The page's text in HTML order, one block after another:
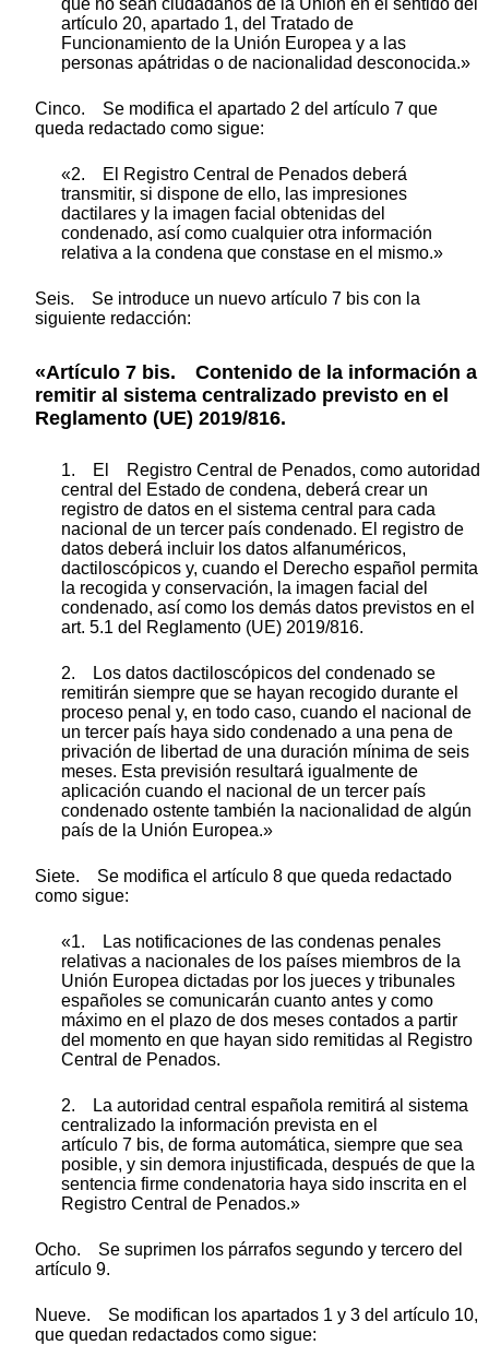
que no sean ciudadanos de la Unión en el sentido del
artículo 20, apartado 1, del Tratado de
Funcionamiento de la Unión Europea y a las
personas apátridas o de nacionalidad desconocida.»
Cinco. Se modifica el apartado 2 del artículo 7 que
queda redactado como sigue:
«2. El Registro Central de Penados deberá
transmitir, si dispone de ello, las impresiones
dactilares y la imagen facial obtenidas del
condenado, así como cualquier otra información
relativa a la condena que constase en el mismo.»
Seis. Se introduce un nuevo artículo 7 bis con la
siguiente redacción:
«Artículo 7 bis. Contenido de la información a
remitir al sistema centralizado previsto en el
Reglamento (UE) 2019/816.
1. El Registro Central de Penados, como autoridad
central del Estado de condena, deberá crear un
registro de datos en el sistema central para cada
nacional de un tercer país condenado. El registro de
datos deberá incluir los datos alfanuméricos,
dactiloscópicos y, cuando el Derecho español permita
la recogida y conservación, la imagen facial del
condenado, así como los demás datos previstos en el
art. 5.1 del Reglamento (UE) 2019/816.
2. Los datos dactiloscópicos del condenado se
remitirán siempre que se hayan recogido durante el
proceso penal y, en todo caso, cuando el nacional de
un tercer país haya sido condenado a una pena de
privación de libertad de una duración mínima de seis
meses. Esta previsión resultará igualmente de
aplicación cuando el nacional de un tercer país
condenado ostente también la nacionalidad de algún
país de la Unión Europea.»
Siete. Se modifica el artículo 8 que queda redactado
como sigue:
«1. Las notificaciones de las condenas penales
relativas a nacionales de los países miembros de la
Unión Europea dictadas por los jueces y tribunales
españoles se comunicarán cuanto antes y como
máximo en el plazo de dos meses contados a partir
del momento en que hayan sido remitidas al Registro
Central de Penados.
2. La autoridad central española remitirá al sistema
centralizado la información prevista en el
artículo 7 bis, de forma automática, siempre que sea
posible, y sin demora injustificada, después de que la
sentencia firme condenatoria haya sido inscrita en el
Registro Central de Penados.»
Ocho. Se suprimen los párrafos segundo y tercero del
artículo 9.
Nueve. Se modifican los apartados 1 y 3 del artículo 10,
que quedan redactados como sigue: